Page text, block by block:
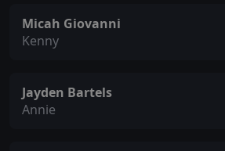
Micah Giovanni
Kenny
Jayden Bartels
Annie